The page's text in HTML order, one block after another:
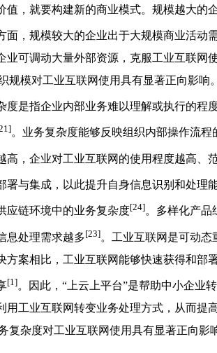
值，就要构建新的商业模式。规模越大的
面，规模较大的企业出于大规模商业活动
业可调动大量外部资源，克服工业互联网
织规模对工业互联网使用具有显著正向影响
度是指企业内部业务难以理解或执行的程
。业务复杂度能够反映组织内部操作流
高，企业对工业互联网的使用程度越高、
署与集成，以此提升自身信息识别和处理
应链环境中的业务复杂度[24]。多样化产品
息处理需求越多[23]。工业互联网是可动态
方案相比，工业互联网能够快速获得和部
[1]。因此，“上云上平台”是帮助中小企业
用工业互联网转变业务处理方式，从而提
务复杂度对工业互联网使用具有显著正向影